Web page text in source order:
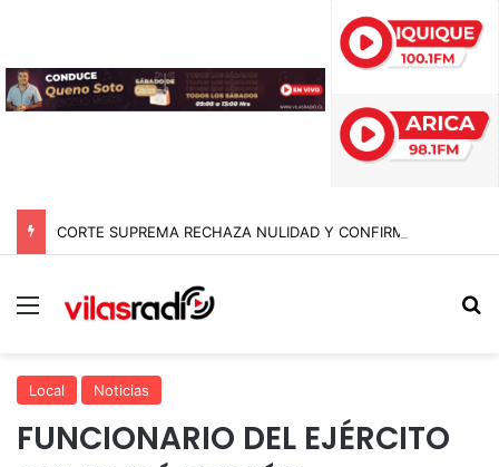
Menú
Local Noticias
FUNCIONARIO DEL EJÉRCITO